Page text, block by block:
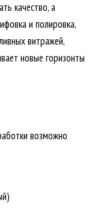
качество, а
и полировка,
витражей,
новые горизонты
возможно